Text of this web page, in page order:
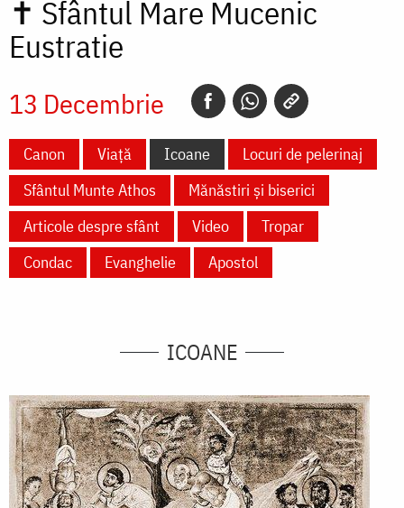
✝ Sfântul Mare Mucenic
Eustratie
13 Decembrie
Canon Viață Icoane
Locuri de pelerinaj
Sfântul Munte Athos
Mănăstiri și biserici
Articole despre sfânt
Video
Tropar
Condac
Evanghelie Apostol
ICOANE